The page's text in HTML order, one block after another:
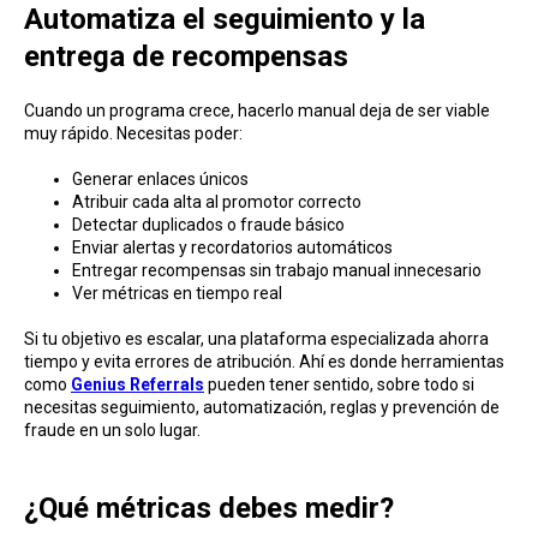
Automatiza el seguimiento y la
entrega de recompensas
Cuando un programa crece, hacerlo manual deja de ser viable
muy rápido. Necesitas poder:
Generar enlaces únicos
Atribuir cada alta al promotor correcto
Detectar duplicados o fraude básico
Enviar alertas y recordatorios automáticos
Entregar recompensas sin trabajo manual innecesario
Ver métricas en tiempo real
Si tu objetivo es escalar, una plataforma especializada ahorra
tiempo y evita errores de atribución. Ahí es donde herramientas
como Genius Referrals pueden tener sentido, sobre todo si
necesitas seguimiento, automatización, reglas y prevención de
fraude en un solo lugar.
¿Qué métricas debes medir?